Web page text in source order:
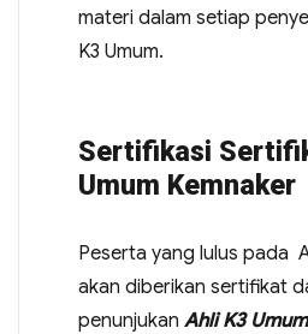
materi dalam setiap
K3 Umum.
Sertifikasi
Umum Kemnaker
Peserta yang lulus pada
akan diberikan sertifikat
penunjukan Ahli K3 Umum